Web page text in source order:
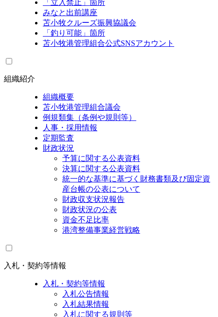
「立入禁止」箇所
みなと出前講座
苫小牧クルーズ振興協議会
「釣り可能」箇所
苫小牧港管理組合公式SNSアカウント
組織紹介
組織概要
苫小牧港管理組合議会
例規類集（条例や規則等）
人事・採用情報
定期監査
財政状況
予算に関する公表資料
決算に関する公表資料
統一的な基準に基づく財務書類及び固定資
産台帳の公表について
財政収支状況報告
財政状況の公表
資金不足比率
港湾整備事業経営戦略
入札・契約等情報
入札・契約等情報
入札公告情報
入札結果情報
入札に関する規則等